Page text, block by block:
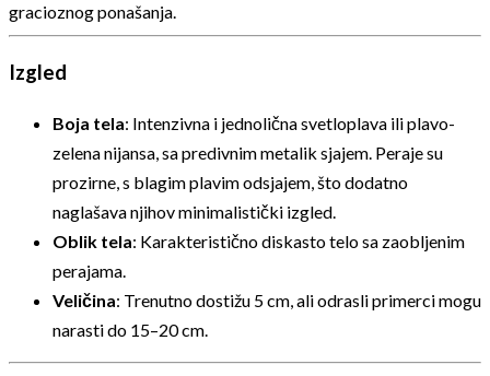
gracioznog ponašanja.
Izgled
Boja tela: Intenzivna i jednolična svetloplava ili plavo-
zelena nijansa, sa predivnim metalik sjajem. Peraje su
prozirne, s blagim plavim odsjajem, što dodatno
naglašava njihov minimalistički izgled.
Oblik tela: Karakteristično diskasto telo sa zaobljenim
perajama.
Veličina: Trenutno dostižu 5 cm, ali odrasli primerci mogu
narasti do 15–20 cm.